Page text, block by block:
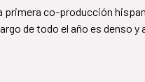
primera co-producción
de todo el año es denso